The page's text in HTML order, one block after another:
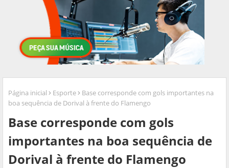
Página inicial Esporte
Base corresponde com gols importantes na
boa sequência de Dorival à frente do Flamengo
Base corresponde com gols
importantes na boa sequência de
Dorival à frente do Flamengo